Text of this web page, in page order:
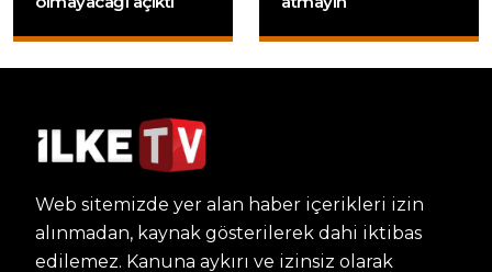
Web sitemizde yer alan haber içerikleri izin
alınmadan, kaynak gösterilerek dahi iktibas
edilemez. Kanuna aykırı ve izinsiz olarak